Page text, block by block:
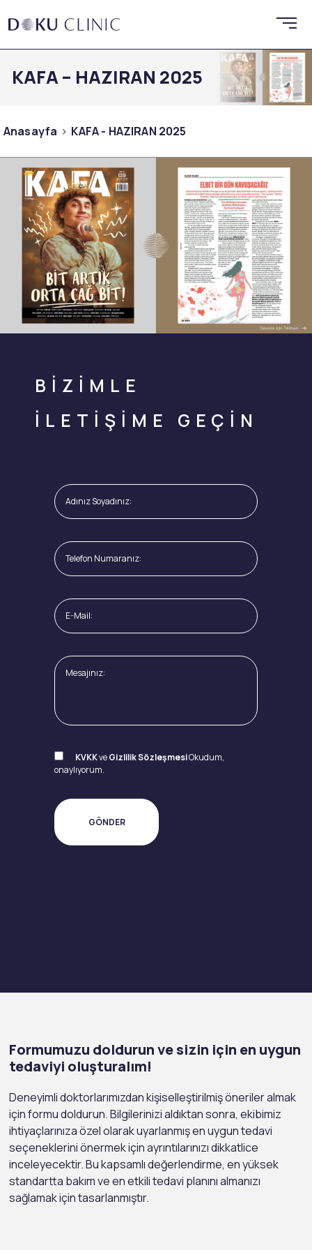
KAFA – HAZIRAN 2025
Anasayfa KAFA - HAZIRAN 2025
BİZİMLE
İLETİŞİME GEÇİN
KVKKveGizlilik SözleşmesiOkudum,
onaylıyorum.
Formumuzu doldurun ve sizin için en uygun
tedaviyi oluşturalım!
Deneyimli doktorlarımızdan kişiselleştirilmiş öneriler almak
için formu doldurun. Bilgilerinizi aldıktan sonra, ekibimiz
ihtiyaçlarınıza özel olarak uyarlanmış en uygun tedavi
seçeneklerini önermek için ayrıntılarınızı dikkatlice
inceleyecektir. Bu kapsamlı değerlendirme, en yüksek
standartta bakım ve en etkili tedavi planını almanızı
sağlamak için tasarlanmıştır.